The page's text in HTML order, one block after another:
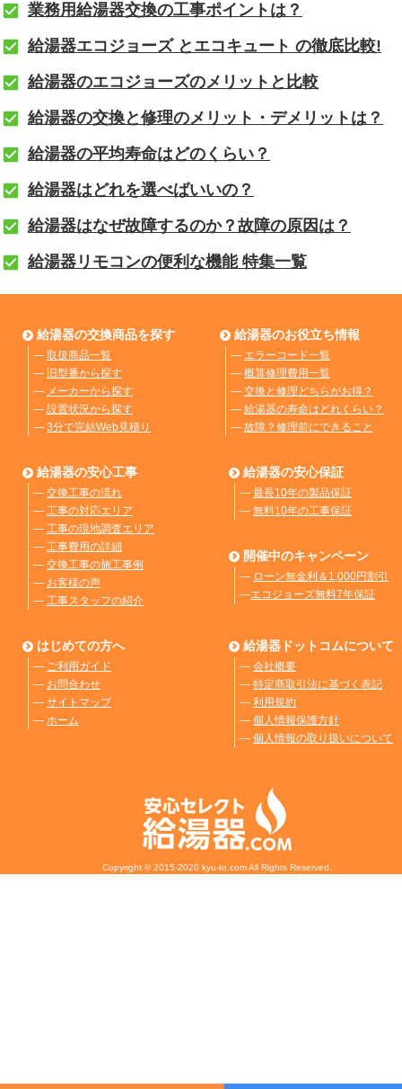
業務用給湯器交換の工事ポイントは？
給湯器エコジョーズ とエコキュート の徹底比較!
給湯器のエコジョーズのメリットと比較
給湯器の交換と修理のメリット・デメリットは？
給湯器の平均寿命はどのくらい？
給湯器はどれを選べばいいの？
給湯器はなぜ故障するのか？故障の原因は？
給湯器リモコンの便利な機能 特集一覧
給湯器の交換商品を探す
― 取扱商品一覧
― 旧型番から探す
― メーカーから探す
― 設置状況から探す
― 3分で完結Web見積り
給湯器のお役立ち情報
― エラーコード一覧
― 概算修理費用一覧
― 交換と修理どちらがお得？
― 給湯器の寿命はどれくらい？
― 故障？修理前にできること
給湯器の安心工事
― 交換工事の流れ
― 工事の対応エリア
― 工事の現地調査エリア
― 工事費用の詳細
― 交換工事の施工事例
― お客様の声
― 工事スタッフの紹介
給湯器の安心保証
― 最長10年の製品保証
― 無料10年の工事保証
開催中のキャンペーン
― ローン無金利＆1,000円割引
―エコジョーズ無料7年保証
はじめての方へ
― ご利用ガイド
― お問合わせ
― サイトマップ
― ホーム
給湯器ドットコムについて
― 会社概要
― 特定商取引法に基づく表記
― 利用規約
― 個人情報保護方針
― 個人情報の取り扱いについて
Copyright © 2015-2020 kyu-to.com All Rights Reserved.